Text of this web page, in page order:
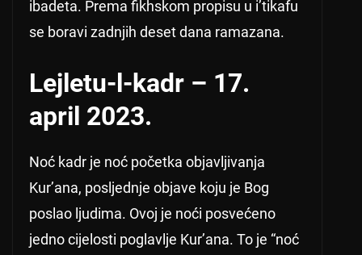
ibadeta. Prema fikhskom propisu u i’tikafu
se boravi zadnjih deset dana ramazana.
Lejletu-l-kadr – 17.
april 2023.
Noć kadr je noć početka objavljivanja
Kur’ana, posljednje objave koju je Bog
poslao ljudima. Ovoj je noći posvećeno
jedno cijelosti poglavlje Kur’ana. To je “noć